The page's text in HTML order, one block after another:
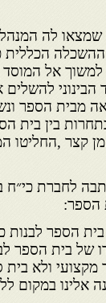
שמצאו לה
ההשכלה הכללית
למשוך אל
הבינוני
מבית הספר
בין בית
קצר ,החליטו
מנהלת ביה״ס,בשנת,1904
הספר:
הספר
של בית הספר
ולא בית
אלינו במקום